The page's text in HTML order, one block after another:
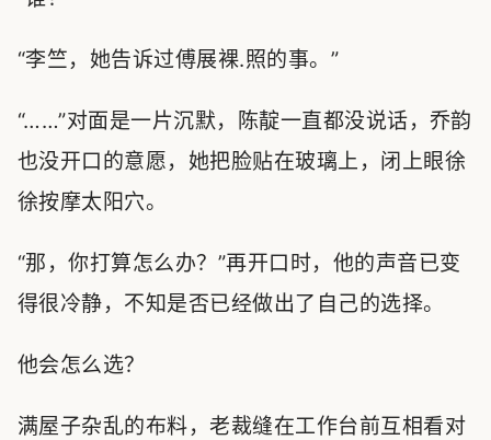
“李竺，她告诉过傅展裸.照的事。”
“……”对面是一片沉默，陈靛一直都没说话，乔韵
也没开口的意愿，她把脸贴在玻璃上，闭上眼徐
徐按摩太阳穴。
“那，你打算怎么办？”再开口时，他的声音已变
得很冷静，不知是否已经做出了自己的选择。
他会怎么选？
满屋子杂乱的布料，老裁缝在工作台前互相看对